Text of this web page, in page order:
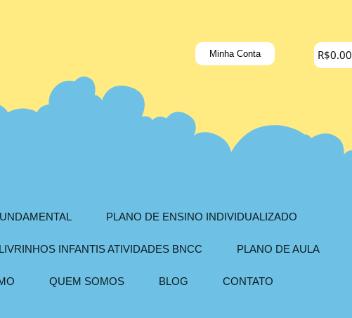
Minha Conta R$0.00
PLANO DE ENSINO INDIVIDUALIZADO
LIVRINHOS INFANTIS ATIVIDADES BNCC PLANO DE AULA
QUEM SOMOS BLOG CONTATO